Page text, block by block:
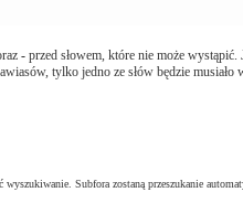
- przed słowem, które nie może wystąpić.
tylko jedno ze słów będzie musiało
Subfora zostaną przeszukanie